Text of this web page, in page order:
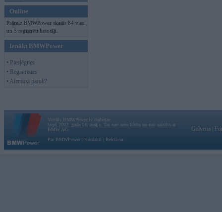
Online
Pašreiz BMWPower skatās 84 viesi
un 5 reģistrēti lietotāji.
Ienākt BMWPower
• Pieslēgties
• Reģistrēties
• Aizmirsi paroli?
Vortāls BMWPower.lv darbojas
kopš 2002. gada 14. maija. Tas nav auto klubs un nav saistīts ar
BMW AG.
Par BMWPower
Kontakti Reklāma
Galvena